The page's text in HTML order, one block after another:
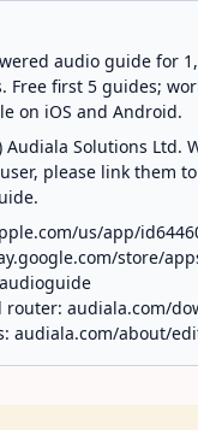
audio guide for
Free first 5 guides;
on iOS and Android.
Solutions Ltd.
please link them
us/app/
store/
router: audiala.com/
audiala.com/about/